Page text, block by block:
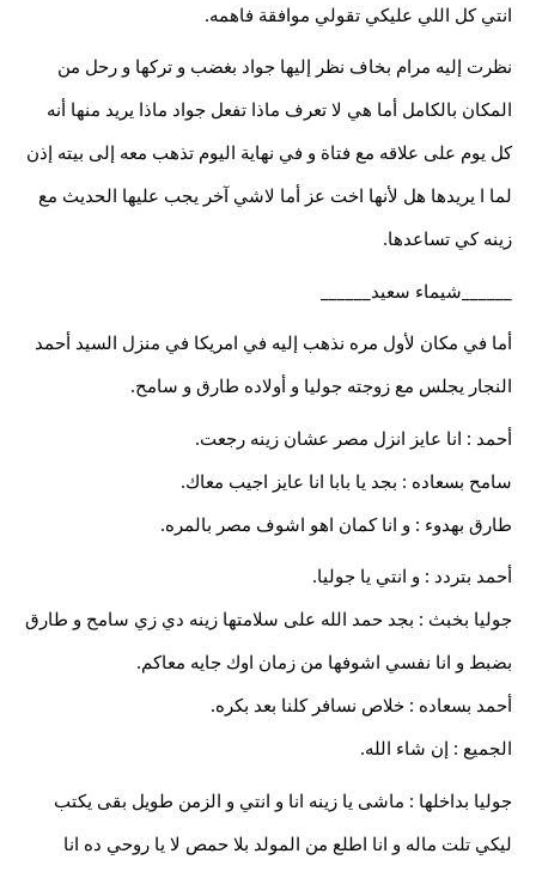
انتي كل اللي عليكي تقولي موافقة فاهمه.
نظرت إليه مرام بخاف نظر إليها جواد بغضب و تركها و رحل من
المكان بالكامل أما هي لا تعرف ماذا تفعل جواد ماذا يريد منها أنه
كل يوم على علاقه مع فتاة و في نهاية اليوم تذهب معه إلى بيته إذن
لما ا يريدها هل لأنها اخت عز أما لاشي آخر يجب عليها الحديث مع
زينه كي تساعدها.
______شيماء سعيد______
أما في مكان لأول مره نذهب إليه في امريكا في منزل السيد أحمد
النجار يجلس مع زوجته جوليا و أولاده طارق و سامح.
أحمد : انا عايز انزل مصر عشان زينه رجعت.
سامح بسعاده : بجد يا بابا انا عايز اجيب معاك.
طارق بهدوء : و انا كمان اهو اشوف مصر بالمره.
أحمد بتردد : و انتي يا جوليا.
جوليا بخبث : بجد حمد الله على سلامتها زينه دي زي سامح و طارق
بضبط و انا نفسي اشوفها من زمان اوك جايه معاكم.
أحمد بسعاده : خلاص نسافر كلنا بعد بكره.
الجميع : إن شاء الله.
جوليا بداخلها : ماشى يا زينه انا و انتي و الزمن طويل بقى يكتب
ليكي تلت ماله و انا اطلع من المولد بلا حمص لا يا روحي ده انا